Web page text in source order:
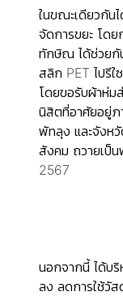
ในขณะเดียวกัน
จัดการขยะ โดย
ทักษิณ ได้ช่วยกั
สลิก PET ไปรี
โดยขอรับผ้าห่ม
นิสิตที่อาศัยอยู่ภ
พัทลุง และจังห
สังคม ถวายเป็
2567
นอกจากนี้ ได้บริ
ลง ลดการใช้วั